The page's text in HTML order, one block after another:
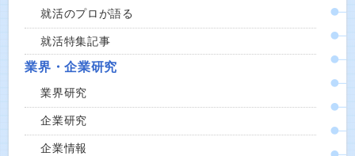
就活のプロが語る
就活特集記事
業界・企業研究
業界研究
企業研究
企業情報